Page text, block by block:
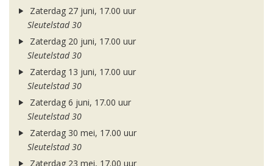
Zaterdag 27 juni, 17.00 uur
Sleutelstad 30
Zaterdag 20 juni, 17.00 uur
Sleutelstad 30
Zaterdag 13 juni, 17.00 uur
Sleutelstad 30
Zaterdag 6 juni, 17.00 uur
Sleutelstad 30
Zaterdag 30 mei, 17.00 uur
Sleutelstad 30
Zaterdag 23 mei, 17.00 uur